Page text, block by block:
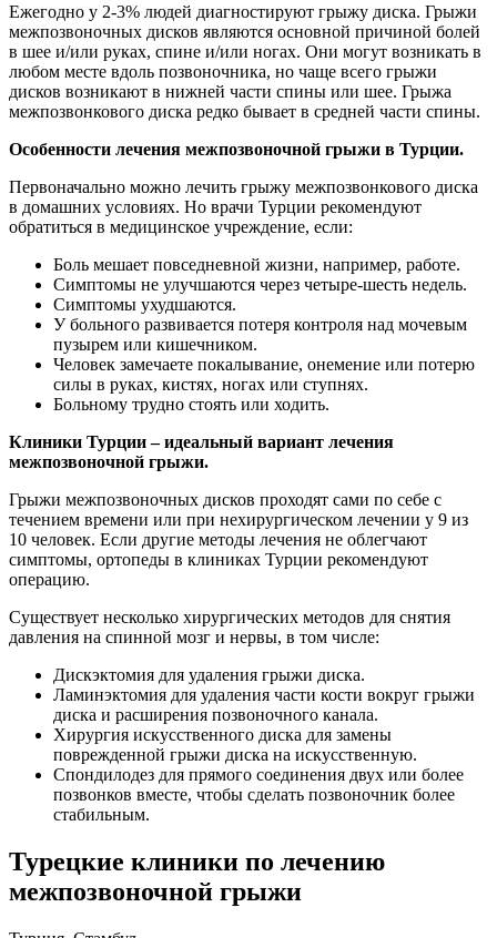
Ежегодно у 2-3% людей диагностируют грыжу диска. Грыжи
межпозвоночных дисков являются основной причиной болей
в шее и/или руках, спине и/или ногах. Они могут возникать в
любом месте вдоль позвоночника, но чаще всего грыжи
дисков возникают в нижней части спины или шее. Грыжа
межпозвонкового диска редко бывает в средней части спины.
Особенности лечения межпозвоночной грыжи в Турции.
Первоначально можно лечить грыжу межпозвонкового диска
в домашних условиях. Но врачи Турции рекомендуют
обратиться в медицинское учреждение, если:
Боль мешает повседневной жизни, например, работе.
Симптомы не улучшаются через четыре-шесть недель.
Симптомы ухудшаются.
У больного развивается потеря контроля над мочевым
пузырем или кишечником.
Человек замечаете покалывание, онемение или потерю
силы в руках, кистях, ногах или ступнях.
Больному трудно стоять или ходить.
Клиники Турции – идеальный вариант лечения
межпозвоночной грыжи.
Грыжи межпозвоночных дисков проходят сами по себе с
течением времени или при нехирургическом лечении у 9 из
10 человек. Если другие методы лечения не облегчают
симптомы, ортопеды в клиниках Турции рекомендуют
операцию.
Существует несколько хирургических методов для снятия
давления на спинной мозг и нервы, в том числе:
Дискэктомия для удаления грыжи диска.
Ламинэктомия для удаления части кости вокруг грыжи
диска и расширения позвоночного канала.
Хирургия искусственного диска для замены
поврежденной грыжи диска на искусственную.
Спондилодез для прямого соединения двух или более
позвонков вместе, чтобы сделать позвоночник более
стабильным.
Турецкие клиники по лечению
межпозвоночной грыжи